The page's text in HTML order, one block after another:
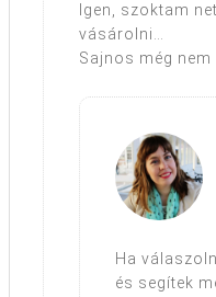
Igen, szoktam
vásárolni…
Sajnos még
Ha
és segítek